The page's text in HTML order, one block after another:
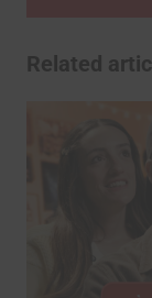
l’article
Related